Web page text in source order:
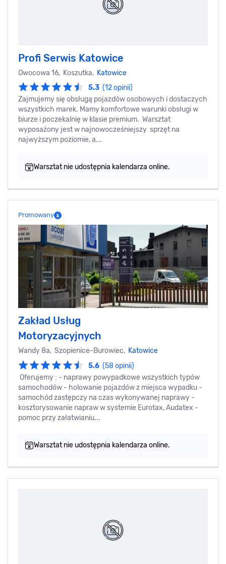
Profi Serwis Katowice
Owocowa 16, Koszutka, Katowice
5.3 (12 opinii)
Zajmujemy się obsługą pojazdów osobowych i dostaczych
wszystkich marek. Mamy komfortowe warunki obsługi w
biurze i poczekalnię w klasie premium. Warsztat
wyposażony jest w najnowocześniejszy sprzęt na
najwyższym poziomie, a...
Warsztat nie udostępnia kalendarza online.
Promowany
Zakład Usług
Motoryzacyjnych
Wandy 8a, Szopienice-Burowiec, Katowice
5.6 (58 opinii)
Oferujemy : - naprawy powypadkowe wszystkich typów
samochodów - holowanie pojazdów z miejsca wypadku -
samochód zastępczy na czas wykonywanej naprawy -
kosztorysowanie napraw w systemie Eurotax, Audatex -
pomoc przy załatwianiu...
Warsztat nie udostępnia kalendarza online.